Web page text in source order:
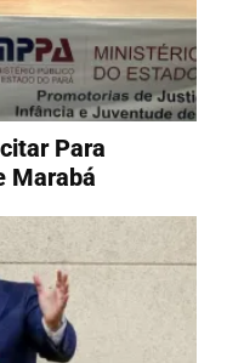
Para
Marabá